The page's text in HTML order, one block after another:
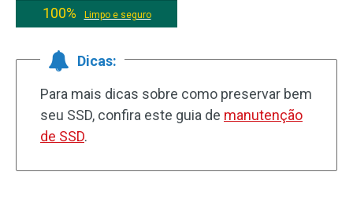
100%
Limpo e seguro
Dicas:
Para mais dicas sobre como preservar bem
seu SSD, confira este guia de manutenção
de SSD.